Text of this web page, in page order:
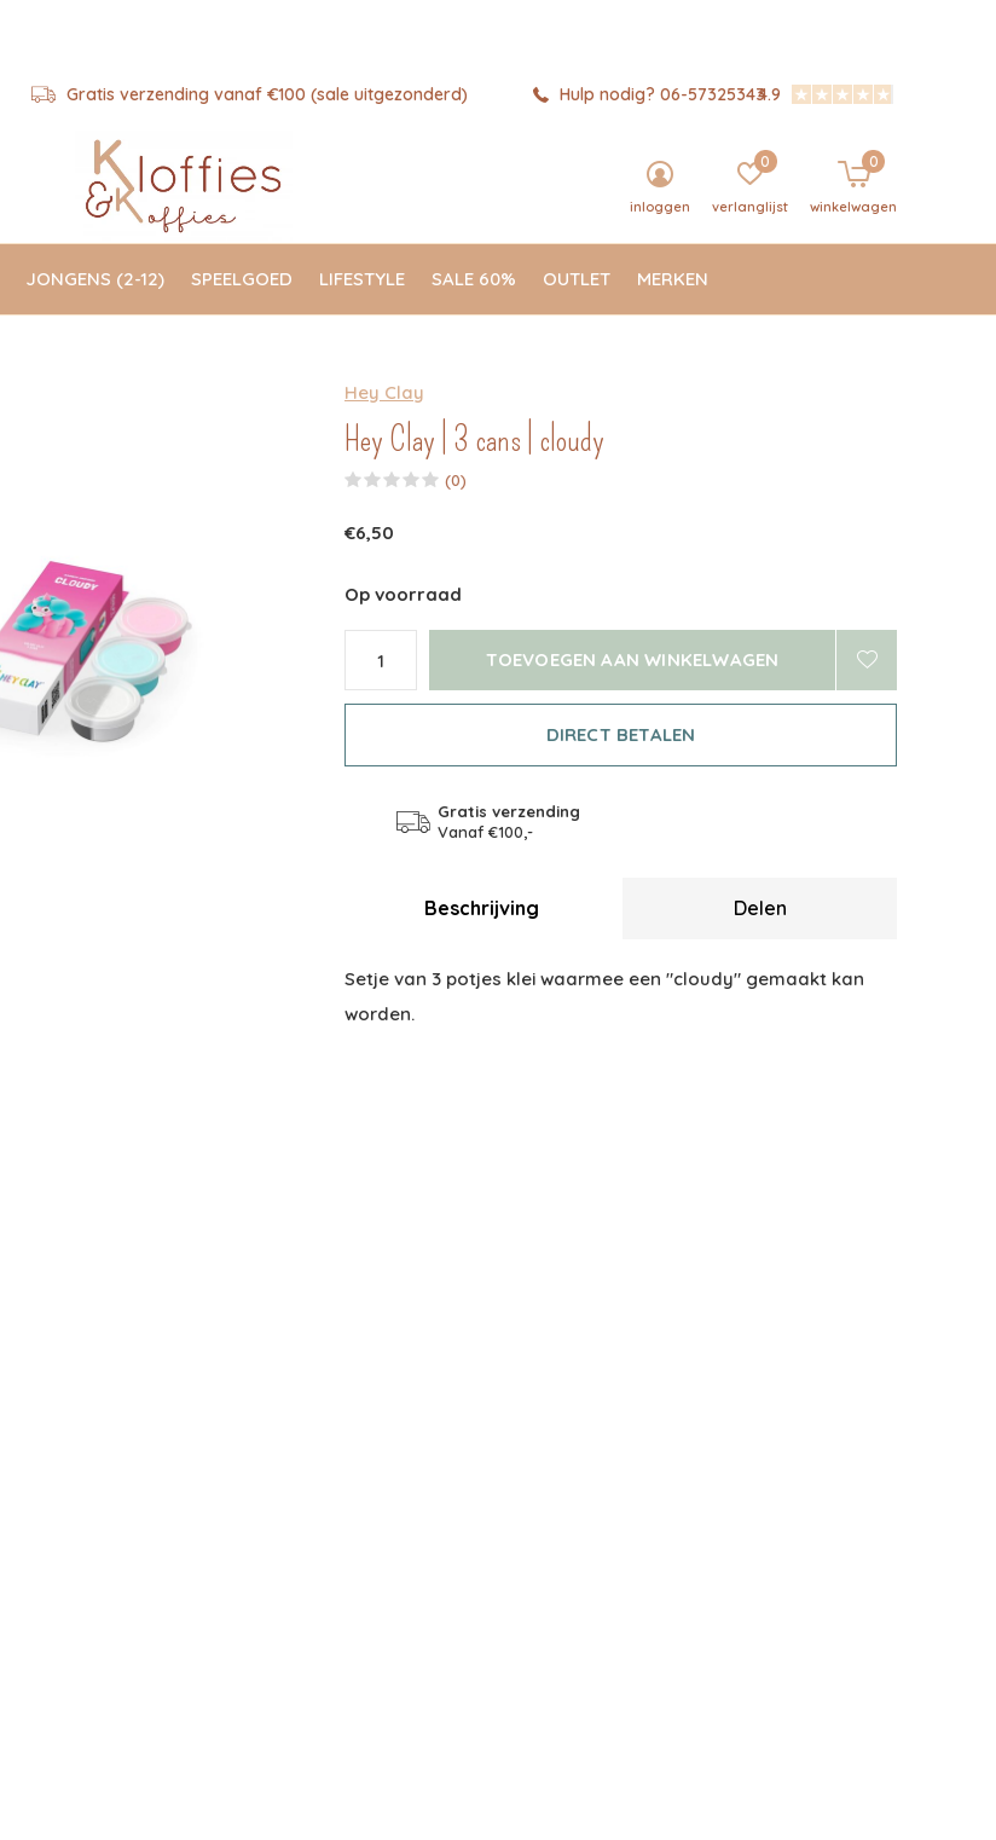
JONGENS (2-12) SPEELGOED LIFESTYLE SALE 60% OUTLET MERKEN
inloggen verlanglijst
0
winkelwagen
0
Gratis verzending vanaf €100 (sale uitgezonderd) Hulp nodig? 06-573253434.9
Hey Clay
Hey Clay | 3 cans | cloudy
(0)
€6,50
Op voorraad
TOEVOEGEN AAN WINKELWAGEN
DIRECT BETALEN
Gratis verzending
Vanaf €100,-
Beschrijving Delen
Setje van 3 potjes klei waarmee een "cloudy" gemaakt kan
worden.